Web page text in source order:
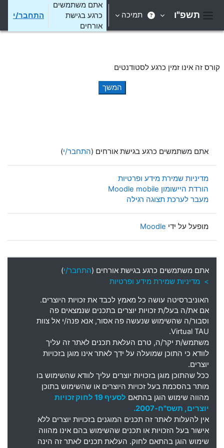
תשפ"ו תמיכה
אתם משתמשים
כרגע בגישת
אורחים
התחבר/י
קורס זה אינו זמין כרגע לסטודנטים
המשך
אתם משתמשים כרגע בגישת אורחים (התחבר/י)
מדיניות שמירת מידע ופרטיות
הורדת היישומון Moodle mobile
מעבר לערכת תצוגה רגילה
מופעל על ידי Moodle
אתם משתמשים כרגע בגישת אורחים (התחבר/י)
> מדיניות שמירת מידע ופרטיות
האוניברסיטה עושה כל מאמץ לכבד את זכויות היוצרים.
אם את/ה בעל/ת זכויות יוצרים בתכנים שנמצאים פה
וסבור/ה שהשימוש שנעשה פה אסור, אנא פנה/י אל צוות
Virtual TAU.
משתמש/ת יקר/ה, טרם העלאת תכנים לאתר זה עליך
לוודא כי התוכן שמועלה על ידך לאתר אינו מוגן בזכויות
יוצרים.
ככל שהתוכן מוגן בזכויות יוצרים עליך לוודא שהשימוש בו
מותר בהסכמת בעל זכויות היוצרים או שהשימוש בתוכן
מהווה שימוש הוגן בהתאם
לסעיף 19 לחוק זכויות
יוצרים, תשס"ח-2007.
אין להעלות לאתר זה תכנים המוגנים בזכויות יוצרים ללא
אישור בעל הזכויות או תכנים שהשימוש בהם אינו מהווה
שימוש הוגן בהתאם לחוק. העלאת תכנים לאתר זה הינה